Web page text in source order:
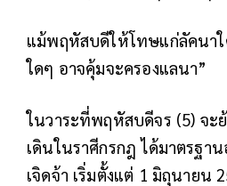
แม้พฤหัสบดีให้โทษแก่ลัคนาใ
ใดๆ อาจคุ้มจะครองแลนา”
ในวาระที่พฤหัสบดีจร (5) จะย้
เดินในราศีกรกฎ ได้มาตรฐา
เจิดจ้า เริ่มตั้งแต่ 1 มิถุนายน